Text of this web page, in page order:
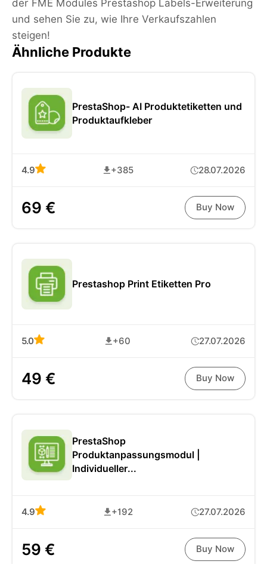
der FME Modules Prestashop Labels-Erweiterung
und sehen Sie zu, wie Ihre Verkaufszahlen
steigen!
Ähnliche Produkte
PrestaShop- AI Produktetiketten und
Produktaufkleber
4.9 +385 28.07.2026
69 € Buy Now
Prestashop Print Etiketten Pro
5.0 +60 27.07.2026
49 € Buy Now
PrestaShop
Produktanpassungsmodul |
Individueller...
4.9 +192 27.07.2026
59 € Buy Now